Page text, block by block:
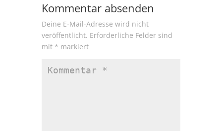
Kommentar absenden
Deine E-Mail-Adresse wird nicht
veröffentlicht. Erforderliche Felder sind
mit * markiert